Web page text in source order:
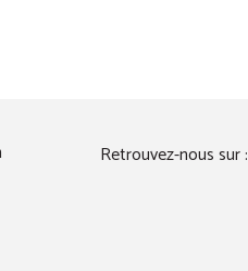
Retrouvez-nous sur :